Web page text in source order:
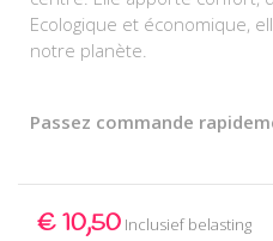
Ecologique et économique,
notre planète.
Passez commande
€ 10,50 Inclusief belasting